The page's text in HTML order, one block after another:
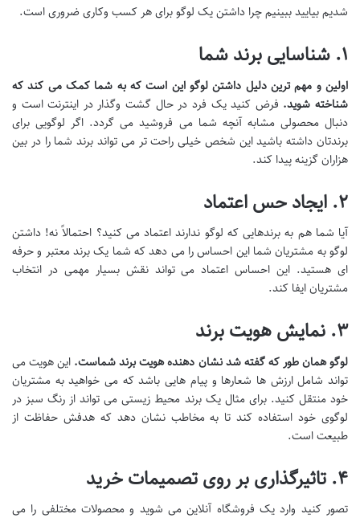
شدیم بیایید ببینیم چرا داشتن یک لوگو برای هر کسب وکاری ضروری است.
۱. شناسایی برند شما
اولین و مهم ترین دلیل داشتن لوگو این است که به شما کمک می کند که
شناخته شوید. فرض کنید یک فرد در حال گشت وگذار در اینترنت است و
دنبال محصولی مشابه آنچه شما می فروشید می گردد. اگر لوگویی برای
برندتان داشته باشید این شخص خیلی راحت تر می تواند برند شما را در بین
هزاران گزینه پیدا کند.
۲. ایجاد حس اعتماد
آیا شما هم به برندهایی که لوگو ندارند اعتماد می کنید؟ احتمالاً نه! داشتن
لوگو به مشتریان شما این احساس را می دهد که شما یک برند معتبر و حرفه
ای هستید. این احساس اعتماد می تواند نقش بسیار مهمی در انتخاب
مشتریان ایفا کند.
۳. نمایش هویت برند
لوگو همان طور که گفته شد نشان دهنده هویت برند شماست. این هویت می
تواند شامل ارزش ها شعارها و پیام هایی باشد که می خواهید به مشتریان
خود منتقل کنید. برای مثال یک برند محیط زیستی می تواند از رنگ سبز در
لوگوی خود استفاده کند تا به مخاطب نشان دهد که هدفش حفاظت از
طبیعت است.
۴. تاثیرگذاری بر روی تصمیمات خرید
تصور کنید وارد یک فروشگاه آنلاین می شوید و محصولات مختلفی را می